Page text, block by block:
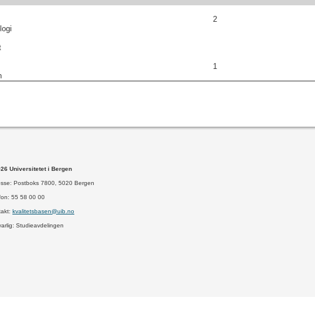
2
1
Universitetet i Bergen
Postboks 7800, 5020 Bergen
55 58 00 00
kvalitetsbasen@uib.no
Studieavdelingen